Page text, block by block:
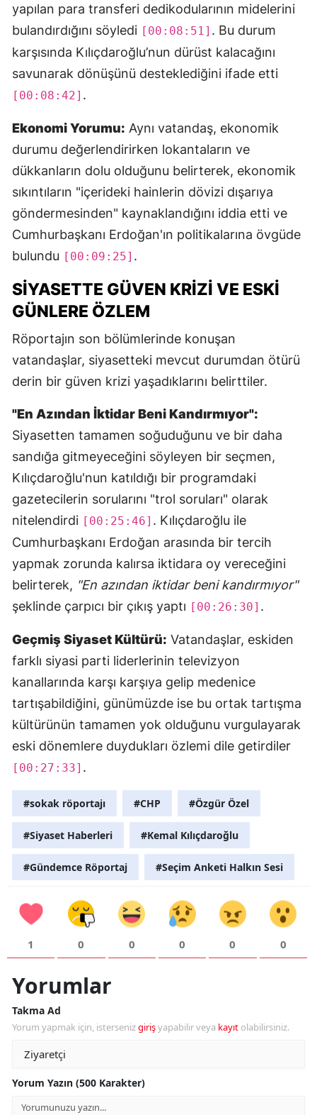
yapılan para transferi dedikodularının midelerini
bulandırdığını söyledi [00:08:51] . Bu durum
karşısında Kılıçdaroğlu’nun dürüst kalacağını
savunarak dönüşünü desteklediğini ifade etti
[00:08:42] .
Ekonomi Yorumu: Aynı vatandaş, ekonomik
durumu değerlendirirken lokantaların ve
dükkanların dolu olduğunu belirterek, ekonomik
sıkıntıların "içerideki hainlerin dövizi dışarıya
göndermesinden" kaynaklandığını iddia etti ve
Cumhurbaşkanı Erdoğan'ın politikalarına övgüde
bulundu [00:09:25] .
SIYASETTE GÜVEN KRIZI VE ESKI
GÜNLERE ÖZLEM
Röportajın son bölümlerinde konuşan
vatandaşlar, siyasetteki mevcut durumdan ötürü
derin bir güven krizi yaşadıklarını belirttiler.
"En Azından İktidar Beni Kandırmıyor":
Siyasetten tamamen soğuduğunu ve bir daha
sandığa gitmeyeceğini söyleyen bir seçmen,
Kılıçdaroğlu'nun katıldığı bir programdaki
gazetecilerin sorularını "trol soruları" olarak
nitelendirdi [00:25:46] . Kılıçdaroğlu ile
Cumhurbaşkanı Erdoğan arasında bir tercih
yapmak zorunda kalırsa iktidara oy vereceğini
belirterek, "En azından iktidar beni kandırmıyor"
şeklinde çarpıcı bir çıkış yaptı [00:26:30] .
Geçmiş Siyaset Kültürü: Vatandaşlar, eskiden
farklı siyasi parti liderlerinin televizyon
kanallarında karşı karşıya gelip medenice
tartışabildiğini, günümüzde ise bu ortak tartışma
kültürünün tamamen yok olduğunu vurgulayarak
eski dönemlere duydukları özlemi dile getirdiler
[00:27:33] .
#sokak röportajı #CHP #Özgür Özel
#Siyaset Haberleri #Kemal Kılıçdaroğlu
#Gündemce Röportaj #Seçim Anketi Halkın Sesi
1 0 0 0 0 0
Yorumlar
Takma Ad
Yorum yapmak için, istersenizgirişyapabilir veya kayıt olabilirsiniz.
Yorum Yazın (500 Karakter)